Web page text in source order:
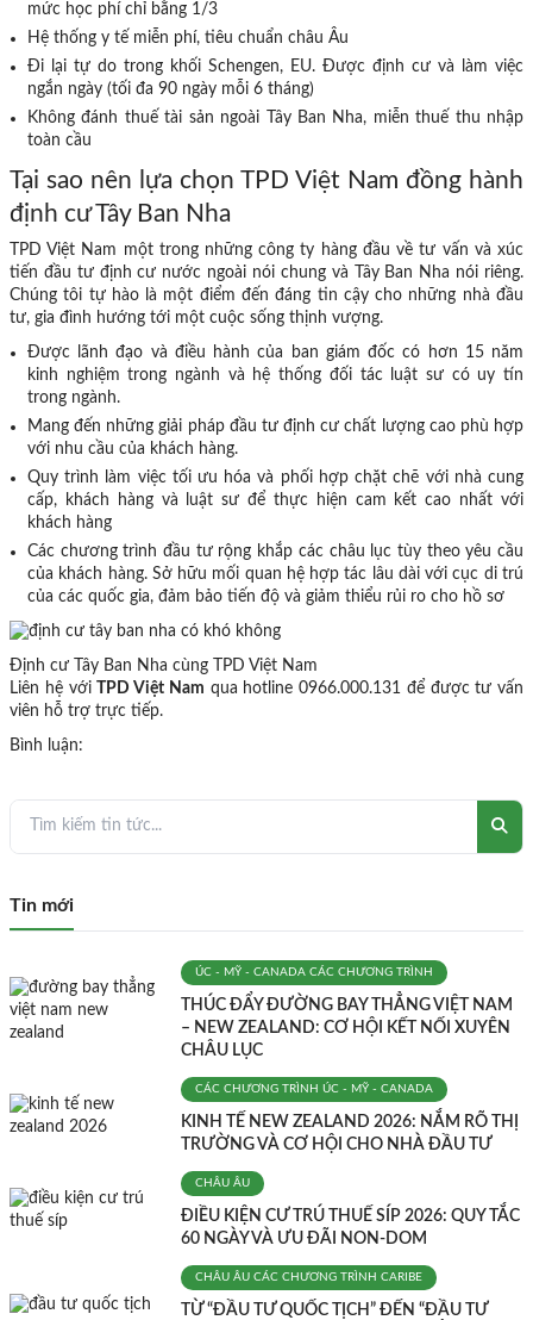
mức học phí chỉ bằng 1/3
Hệ thống y tế miễn phí, tiêu chuẩn châu Âu
Đi lại tự do trong khối Schengen, EU. Được định cư và làm việc
ngắn ngày (tối đa 90 ngày mỗi 6 tháng)
Không đánh thuế tài sản ngoài Tây Ban Nha, miễn thuế thu nhập
toàn cầu
Tại sao nên lựa chọn TPD Việt Nam đồng hành
định cư Tây Ban Nha
TPD Việt Nam một trong những công ty hàng đầu về tư vấn và xúc
tiến đầu tư định cư nước ngoài nói chung và Tây Ban Nha nói riêng.
Chúng tôi tự hào là một điểm đến đáng tin cậy cho những nhà đầu
tư, gia đình hướng tới một cuộc sống thịnh vượng.
Được lãnh đạo và điều hành của ban giám đốc có hơn 15 năm
kinh nghiệm trong ngành và hệ thống đối tác luật sư có uy tín
trong ngành.
Mang đến những giải pháp đầu tư định cư chất lượng cao phù hợp
với nhu cầu của khách hàng.
Quy trình làm việc tối ưu hóa và phối hợp chặt chẽ với nhà cung
cấp, khách hàng và luật sư để thực hiện cam kết cao nhất với
khách hàng
Các chương trình đầu tư rộng khắp các châu lục tùy theo yêu cầu
của khách hàng. Sở hữu mối quan hệ hợp tác lâu dài với cục di trú
của các quốc gia, đảm bảo tiến độ và giảm thiểu rủi ro cho hồ sơ
Định cư Tây Ban Nha cùng TPD Việt Nam
Liên hệ vớiTPD Việt Nam qua hotline 0966.000.131 để được tư vấn
viên hỗ trợ trực tiếp.
Bình luận:
Tin mới
ÚC - MỸ - CANADA CÁC CHƯƠNG TRÌNH
THÚC ĐẨY ĐƯỜNG BAY THẲNG VIỆT NAM
– NEW ZEALAND: CƠ HỘI KẾT NỐI XUYÊN
CHÂU LỤC
CÁC CHƯƠNG TRÌNH ÚC - MỸ - CANADA
KINH TẾ NEW ZEALAND 2026: NẮM RÕ THỊ
TRƯỜNG VÀ CƠ HỘI CHO NHÀ ĐẦU TƯ
CHÂU ÂU
ĐIỀU KIỆN CƯ TRÚ THUẾ SÍP 2026: QUY TẮC
60 NGÀY VÀ ƯU ĐÃI NON-DOM
CHÂU ÂU CÁC CHƯƠNG TRÌNH CARIBE
TỪ “ĐẦU TƯ QUỐC TỊCH” ĐẾN “ĐẦU TƯ